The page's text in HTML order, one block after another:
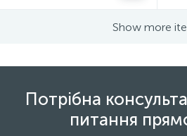
Show more
Потрібна
питання